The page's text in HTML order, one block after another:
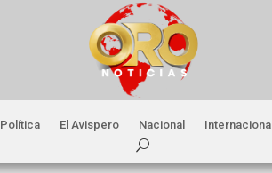
Política El Avispero Nacional Internacional